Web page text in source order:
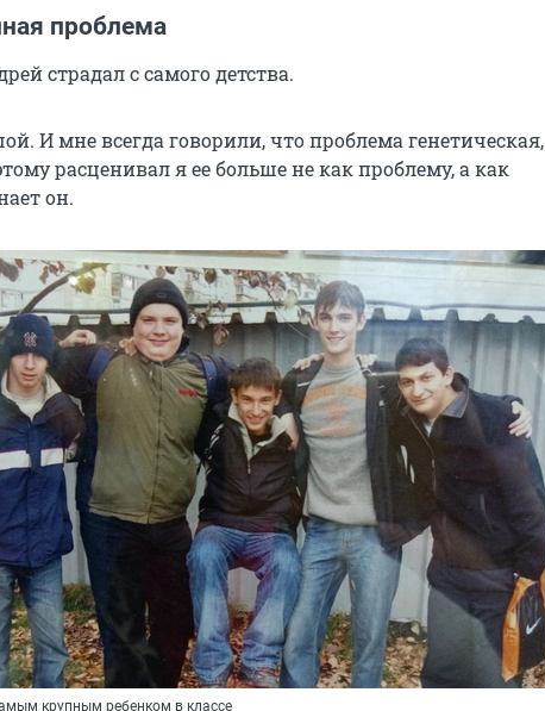
проблема
страдал с самого детства.
И мне всегда говорили, что проблема генетическая,
расценивал я ее больше не как проблему, а как
он.
крупным ребенком в классе